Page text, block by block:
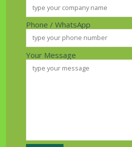
Phone / WhatsApp
Your Message